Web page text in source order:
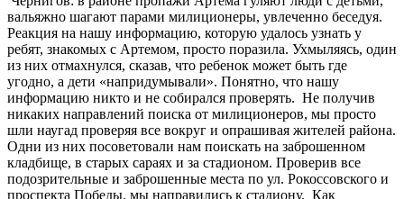
вальяжно шагают парами милиционеры, увлеченно беседуя.
Реакция на нашу информацию, которую удалось узнать у
ребят, знакомых с Артемом, просто поразила. Ухмыляясь, один
из них отмахнулся, сказав, что ребенок может быть где
угодно, а дети «напридумывали». Понятно, что нашу
информацию никто и не собирался проверять. Не получив
никаких направлений поиска от милиционеров, мы просто
шли наугад проверяя все вокруг и опрашивая жителей района.
Одни из них посоветовали нам поискать на заброшенном
кладбище, в старых сараях и за стадионом. Проверив все
подозрительные и заброшенные места по ул. Рокоссовского и
проспекта Победы, мы направились к стадиону. Как